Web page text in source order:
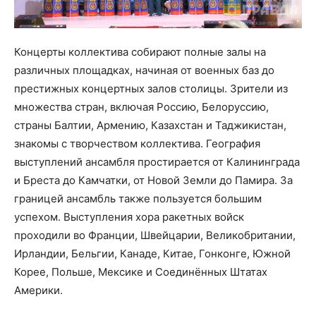
Концерты коллектива собирают полные залы на
различных площадках, начиная от военных баз до
престижных концертных залов столицы. Зрители из
множества стран, включая Россию, Белоруссию,
страны Балтии, Армению, Казахстан и Таджикистан,
знакомы с творчеством коллектива. География
выступлений ансамбля простирается от Калининграда
и Бреста до Камчатки, от Новой Земли до Памира. За
границей ансамбль также пользуется большим
успехом. Выступления хора ракетных войск
проходили во Франции, Швейцарии, Великобритании,
Ирландии, Бельгии, Канаде, Китае, Гонконге, Южной
Корее, Польше, Мексике и Соединённых Штатах
Америки.